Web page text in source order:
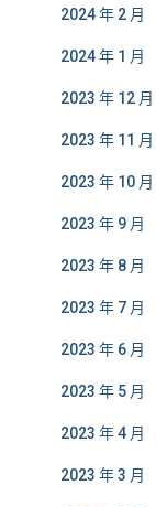
2024 年 2 月
2024 年 1 月
2023 年 12 月
2023 年 11 月
2023 年 10 月
2023 年 9 月
2023 年 8 月
2023 年 7 月
2023 年 6 月
2023 年 5 月
2023 年 4 月
2023 年 3 月